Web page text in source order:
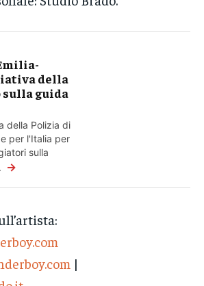
della
guida
della Polizia di
per l'Italia per
sulla
→
|